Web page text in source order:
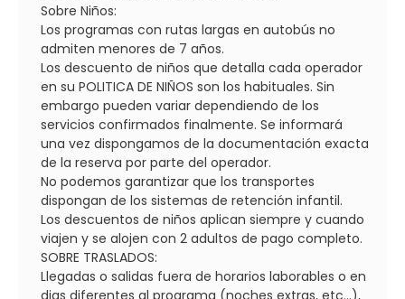
Sobre Niños:
Los programas con rutas largas en autobús no
admiten menores de 7 años.
Los descuento de niños que detalla cada operador
en su POLITICA DE NIÑOS son los habituales. Sin
embargo pueden variar dependiendo de los
servicios confirmados finalmente. Se informará
una vez dispongamos de la documentación exacta
de la reserva por parte del operador.
No podemos garantizar que los transportes
dispongan de los sistemas de retención infantil.
Los descuentos de niños aplican siempre y cuando
viajen y se alojen con 2 adultos de pago completo.
SOBRE TRASLADOS:
Llegadas o salidas fuera de horarios laborables o en
dias diferentes al programa (noches extras, etc...),